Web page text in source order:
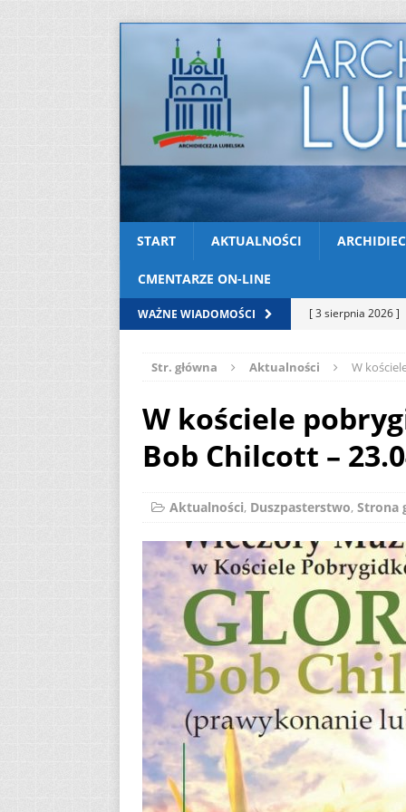
START AKTUALNOŚCI
CMENTARZE ON-LINE
WAŻNE WIADOMOŚCI [ 3 sierpnia 2026 ]
[ 2 sierpnia 2026 ]
[ 2 sierpnia 2026 ]
[ 2 sierpnia 2026 ]
12
Str. główna Aktualności W
W kościele
Bob Chilcott –
Aktualności, Duszpasterstwo, Strona